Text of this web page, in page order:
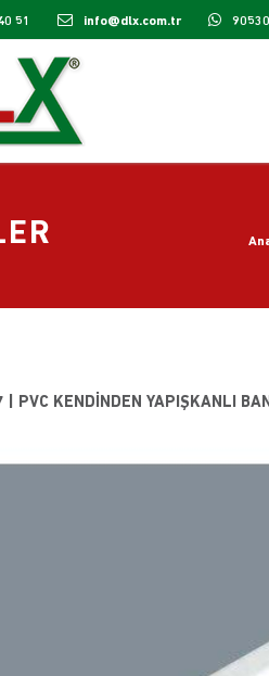
51 info@dlx.com.tr
| PVC KENDINDEN YAPIŞKANLI